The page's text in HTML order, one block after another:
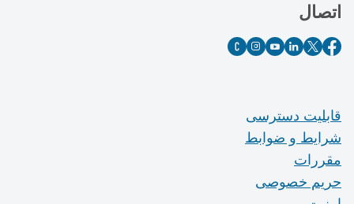
اتصال
قابلیت دسترسی
شرایط و ضوابط
مقررات
حریم خصوصی